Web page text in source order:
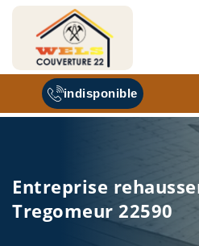
indisponible
Entreprise
Tregomeur 22590